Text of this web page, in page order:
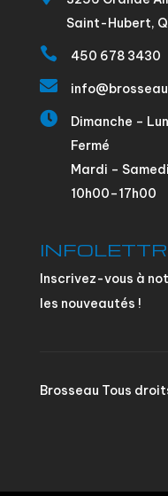
Saint-Hubert,
 450 678 3430


Dimanche –
Fermé
Mardi – Samedi
10h00–17h00
Inscrivez-vous à
les nouveautés !
Brosseau Tous